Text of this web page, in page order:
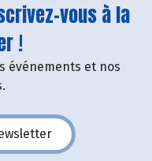
vous à la
!
événements et nos